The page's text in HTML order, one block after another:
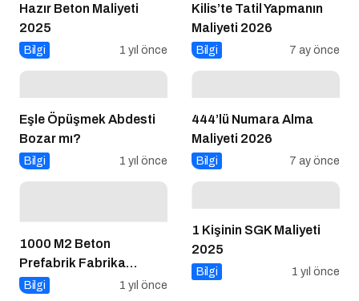
Hazır Beton Maliyeti
2025
Bilgi 1 yıl önce
Kilis’te Tatil Yapmanın
Maliyeti 2026
Bilgi 7 ay önce
Eşle Öpüşmek Abdesti
Bozar mı?
Bilgi 1 yıl önce
444’lü Numara Alma
Maliyeti 2026
Bilgi 7 ay önce
1000 M2 Beton
Prefabrik Fabrika
Maliyeti 2025
Bilgi 1 yıl önce
1 Kişinin SGK Maliyeti
2025
Bilgi 1 yıl önce